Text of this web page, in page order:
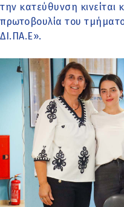
την κατεύθυνση κινείται
πρωτοβουλία του
ΔΙ.ΠΑ.Ε».